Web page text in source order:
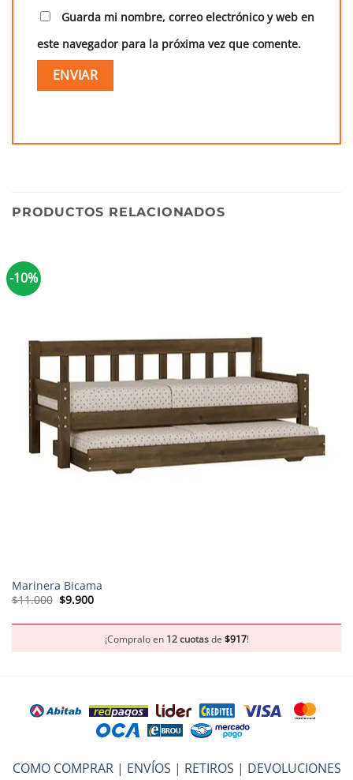
Guarda mi nombre, correo electrónico y web en
este navegador para la próxima vez que comente.
PRODUCTOS RELACIONADOS
-10%
Marinera Bicama
$11.000 El
precio
era:
$9.900El
precio
es:
$9.900.
¡Compralo en 12 cuotasde $917!
COMO COMPRAR| ENVÍOS | RETIROS | DEVOLUCIONES